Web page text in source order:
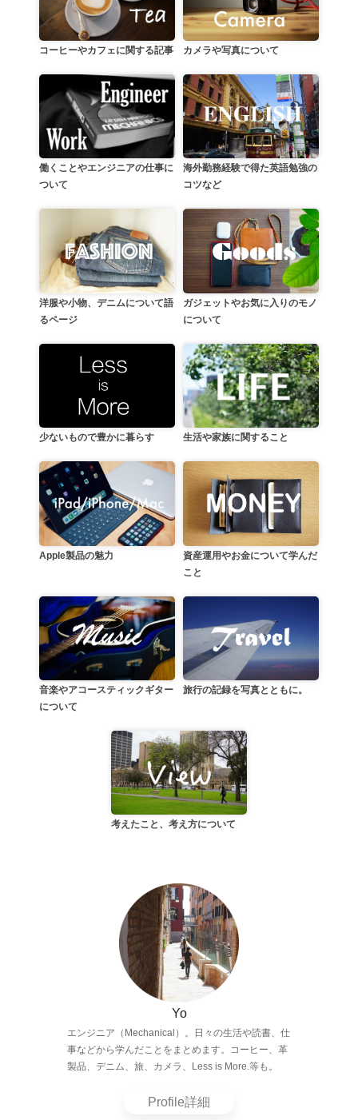
コーヒーやカフェに関する記事 カメラや写真について
働くことやエンジニアの仕事に
ついて
海外勤務経験で得た英語勉強の
コツなど
洋服や小物、デニムについて語
るページ
ガジェットやお気に入りのモノ
について
少ないもので豊かに暮らす 生活や家族に関すること
Apple製品の魅力
資産運用やお金について学んだ
こと
音楽やアコースティックギター
について
旅行の記録を写真とともに。
考えたこと、考え方について
Yo
エンジニア（Mechanical）。日々の生活や読書、仕
事などから学んだことをまとめます。コーヒー、革
製品、デニム、旅、カメラ、Less is More.等も。
Profile詳細